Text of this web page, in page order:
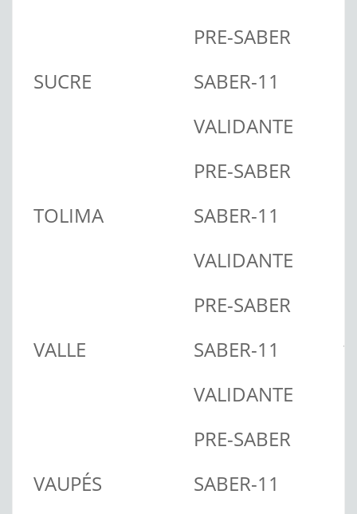
SUCRE
PRE-SABER
SABER-11
VALIDANTE
TOLIMA
PRE-SABER
SABER-11
VALIDANTE
VALLE
PRE-SABER
SABER-11
VALIDANTE
VAUPÉS
PRE-SABER
SABER-11